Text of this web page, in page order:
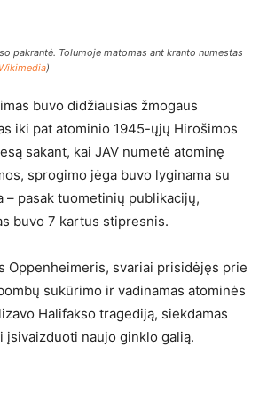
pakrantė. Tolumoje matomas ant kranto numestas
)
buvo didžiausias žmogaus
iki pat atominio 1945-ųjų Hirošimos
sakant, kai JAV numetė atominę
sprogimo jėga buvo lyginama su
– pasak tuometinių publikacijų,
buvo 7 kartus stipresnis.
Oppenheimeris, svariai prisidėjęs prie
sukūrimo ir vadinamas atominės
Halifakso tragediją, siekdamas
įsivaizduoti naujo ginklo galią.